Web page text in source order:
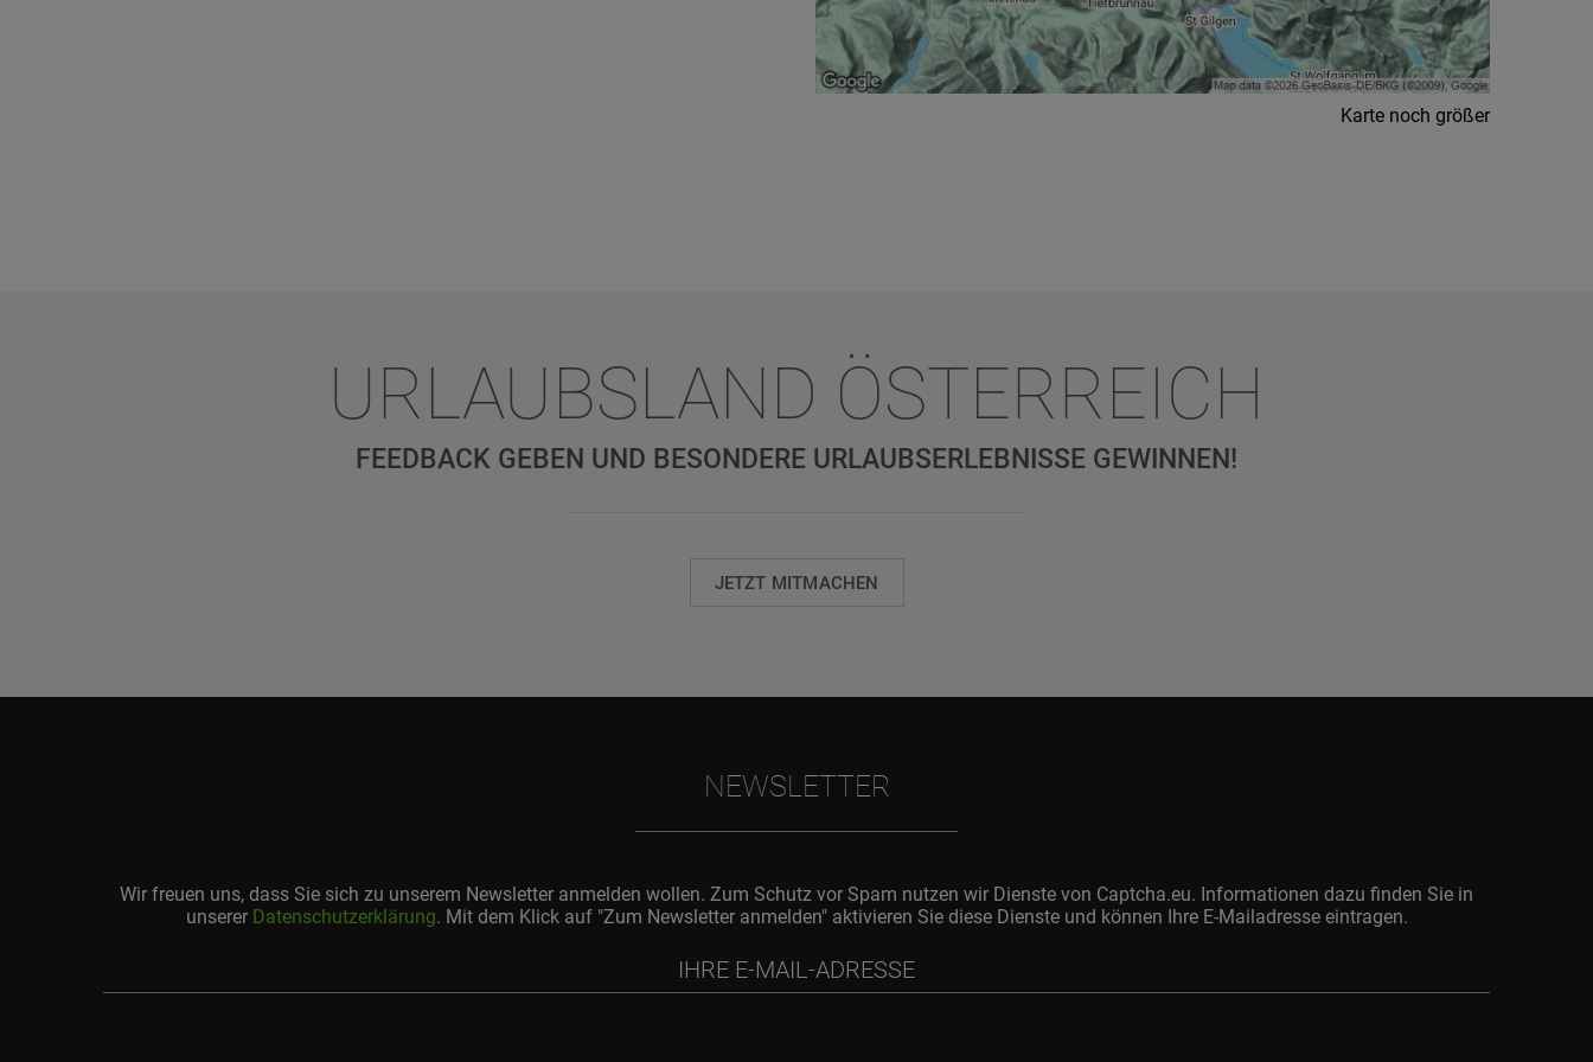
Karte noch größer
URLAUBSLAND ÖSTERREICH
FEEDBACK GEBEN UND BESONDERE URLAUBSERLEBNISSE GEWINNEN!
JETZT MITMACHEN
NEWSLETTER
Wir freuen uns, dass Sie sich zu unserem Newsletter anmelden wollen. Zum Schutz vor Spam nutzen wir Dienste von Captcha.eu. Informationen dazu finden Sie in
unserer Datenschutzerklärung. Mit dem Klick auf "Zum Newsletter anmelden" aktivieren Sie diese Dienste und können Ihre E-Mailadresse eintragen.
Mail-